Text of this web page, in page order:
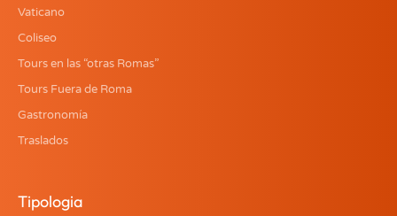
Vaticano
Coliseo
Tours en las “otras Romas”
Tours Fuera de Roma
Gastronomía
Traslados
Tipologia